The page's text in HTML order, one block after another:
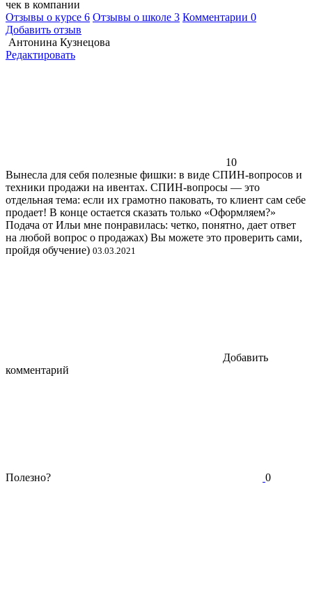
чек в компании
Отзывы о курсе 6 Отзывы о школе 3 Комментарии 0
Добавить отзыв
Антонина Кузнецова
Редактировать
10
Вынесла для себя полезные фишки: в виде СПИН-вопросов и
техники продажи на ивентах. СПИН-вопросы — это
отдельная тема: если их грамотно паковать, то клиент сам себе
продает! В конце остается сказать только «Оформляем?»
Подача от Ильи мне понравилась: четко, понятно, дает ответ
на любой вопрос о продажах) Вы можете это проверить сами,
пройдя обучение) 03.03.2021
Добавить
комментарий
Полезно? 0